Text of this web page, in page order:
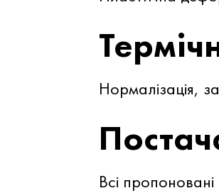
Нормалізація,
Всі